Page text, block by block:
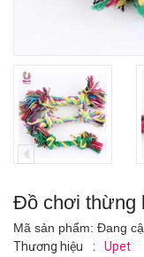
Đồ chơi thừng
Mã sản phẩm: Đang
Thương hiệu
: Upet